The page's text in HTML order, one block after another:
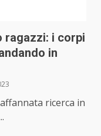
ragazzi: i corpi
in
ricerca in